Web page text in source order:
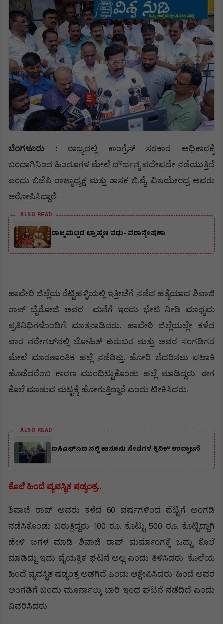
ಬೆಂಗಳೂರು : ರಾಜ್ಯದಲ್ಲಿ ಕಾಂಗ್ರೆಸ್ ಸರಕಾರ
ಅಧಿಕಾರಕ್ಕೆ
ಬಂದಾಗಿನಿಂದ ಹಿಂದೂಗಳ ಮೇಲೆ ದೌರ್ಜನ್ಯ ಪದೇಪದೇ ನಡೆಯುತ್ತಿದೆ
ಎಂದು ಬಿಜೆಪಿ ರಾಜ್ಯಾಧ್ಯಕ್ಷ ಮತ್ತು ಶಾಸಕ ಬಿ.ವೈ. ವಿಜಯೇಂದ್ರ ಅವರು
ಆರೋಪಿಸಿದ್ದಾರೆ.
ALSO READ
ರಾಜ್ಯಮಟ್ಟದ ಬ್ರಾಹ್ಮಣ ವಧು- ವರಾನ್ವೇಷಣಾ
ಹಾವೇರಿ ಜಿಲ್ಲೆಯ ರೆಟ್ಟಿಹಳ್ಳಿಯಲ್ಲಿ ಇತ್ತೀಚೆಗೆ ನಡೆದ ಹತ್ಯೆಯಾದ ಶಿವಾಜಿ
ರಾವ್ ಬೈರೋಜಿ ಅವರ ಮನೆಗೆ ಇಂದು ಭೇಟಿ ನೀಡಿ
ಮಾಧ್ಯಮ
ಪ್ರತಿನಿಧಿಗಳೊಂದಿಗೆ
ಮಾತನಾಡಿದರು. ಹಾವೇರಿ ಜಿಲ್ಲೆಯಲ್ಲೇ
ಕಳೆದ
ವಾರ ನರೇಗಲ್ನಲ್ಲಿ ಲೋಹಿತ್ ಕುರುಬರ ಮತ್ತು ಅವರ ಸಂಗಡಿಗರ
ಮೇಲೆ ಮಾರಣಾಂತಿಕ ಹಲ್ಲೆ ನಡೆದಿತ್ತು. ಹೋರಿ ಬೆದರಿಸಲು ಪಟಾಕಿ
ಹೊಡೆದರೆಂಬ ಕಾರಣ ಮುಂದಿಟ್ಟುಕೊಂಡು ಹಲ್ಲೆ ಮಾಡಿದ್ದರು. ಈಗ
ಕೊಲೆ ಮಾಡುವ ಮಟ್ಟಕ್ಕೆ ಹೋಗುತ್ತಿದ್ದಾರೆ ಎಂದು ಟೀಕಿಸಿದರು.
ALSO READ
ಐಸಿಎಫ್ಎಐ ನಲ್ಲಿ ಕಾನೂನು ಸೇವೆಗಳ ಕ್ಲಿನಿಕ್ ಉದ್ಘಾಟನೆ
ಕೊಲೆ ಹಿಂದೆ ವ್ಯವಸ್ಥಿತ ಷಡ್ಯಂತ್ರ..
ಶಿವಾಜಿ ರಾವ್ ಅವರು ಕಳೆದ 60 ವರ್ಷಗಳಿಂದ ಪೆಟ್ಟಿಗೆ
ಅಂಗಡಿ
ನಡೆಸಿಕೊಂಡು ಬರುತ್ತಿದ್ದರು. 100 ರೂ. ಕೊಟ್ಟು500 ರೂ. ಕೊಟ್ಟಿದ್ದಾಗಿ
ಹೇಳಿ
ಜಗಳ ಮಾಡಿ ಶಿವಾಜಿ ರಾವ್ ಮರ್ಮಾಂಗಕ್ಕೆ ಒದ್ದು
ಕೊಲೆ
ಮಾಡಿದ್ದು ಇದು ವೈಯಕ್ತಿಕ ಘಟನೆ ಅಲ್ಲ ಎಂದು ತಿಳಿಸಿದರು. ಕೊಲೆಯ
ಹಿಂದೆ ವ್ಯವಸ್ಥಿತ ಷಡ್ಯಂತ್ರ ಅಡಗಿದೆ ಎಂದು ಆಕ್ಷೇಪಿಸಿದರು. ಹಿಂದೆ ಅವರ
ಅಂಗಡಿಗೆ ಬಂದು ಮೂರ್ನಾಲ್ಕು ಬಾರಿ ಇಂಥ ಘಟನೆ ನಡೆದಿದೆ ಎಂದು
ವಿವರಿಸಿದರು.